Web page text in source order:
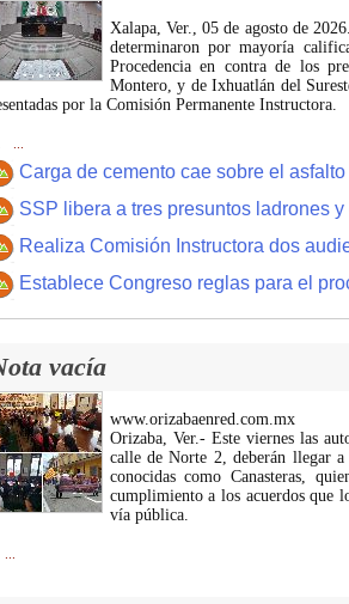
Xalapa, Ver., 05 de agosto de
determinaron por mayoría
Procedencia en contra de los
Montero, y de Ixhuatlán del
por la Comisión Permanente Instructora.
Carga de cemento cae sobre el
SSP libera a tres presuntos ladrones
Realiza Comisión Instructora dos
Establece Congreso reglas para el
vacía
www.orizabaenred.com.mx
Orizaba, Ver.- Este viernes las
calle de Norte 2, deberán llegar a
conocidas como Canasteras,
cumplimiento a los acuerdos que
vía pública.